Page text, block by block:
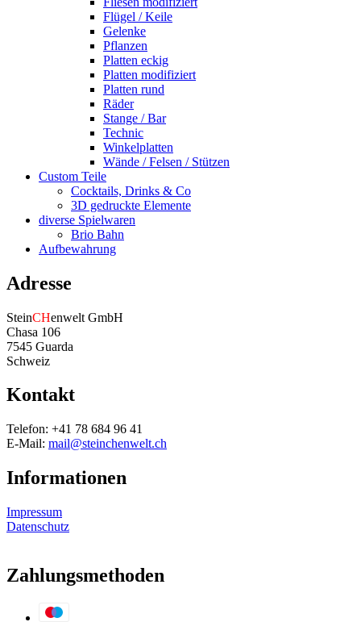
Flügel / Keile
Gelenke
Pflanzen
Platten eckig
Platten modifiziert
Platten rund
Räder
Stange / Bar
Technic
Winkelplatten
Wände / Felsen / Stützen
Custom Teile
Cocktails, Drinks & Co
3D gedruckte Elemente
diverse Spielwaren
Brio Bahn
Aufbewahrung
Adresse
SteinCHenwelt GmbH
Chasa 106
7545 Guarda
Schweiz
Kontakt
Telefon: +41 78 684 96 41
E-Mail: mail@steinchenwelt.ch
Informationen
Impressum
Datenschutz
Zahlungsmethoden